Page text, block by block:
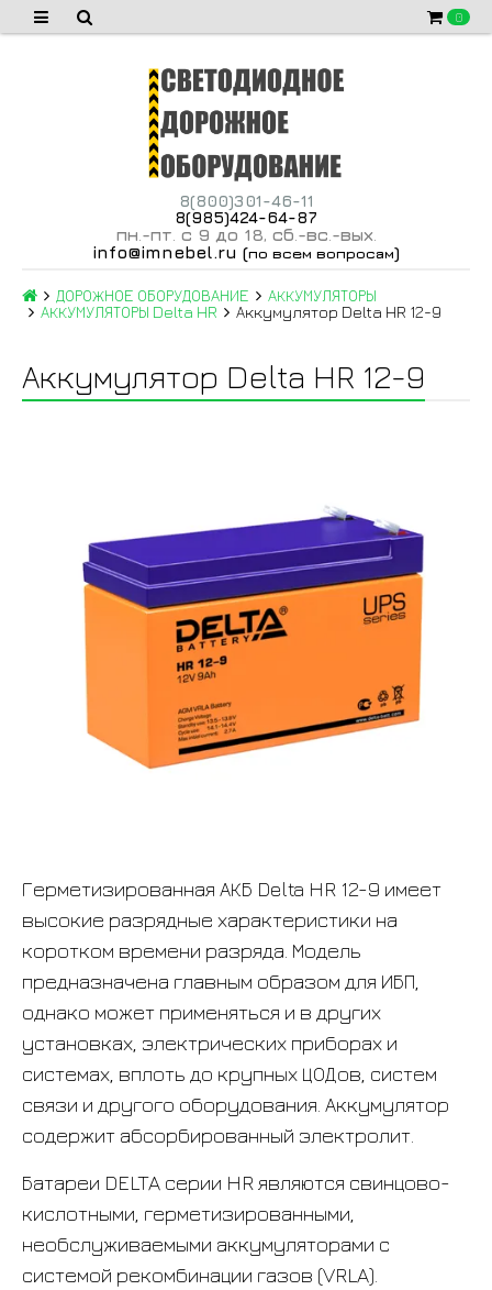
0
8(800)301-46-11
8(985)424-64-87
пн -пт с 9 до 18, сб -вс -вых.
info@imnebel.ru (по всем вопросам)
ДОРОЖНОЕ ОБОРУДОВАНИЕ
АККУМУЛЯТОРЫ
АККУМУЛЯТОРЫ Delta HR
Аккумулятор Delta HR 12-9
Аккумулятор Delta HR 12-9
Герметизированная АКБ Delta HR 12-9 имеет
высокие разрядные характеристики на
коротком времени разряда. Модель
предназначена главным образом для ИБП,
однако может применяться и в других
установках, электрических приборах и
системах, вплоть до крупных ЦОДов, систем
связи и другого оборудования. Аккумулятор
содержит абсорбированный электролит.
Батареи DELTA серии HR являются свинцово-
кислотными, герметизированными,
необслуживаемыми аккумуляторами с
системой рекомбинации газов (VRLA).